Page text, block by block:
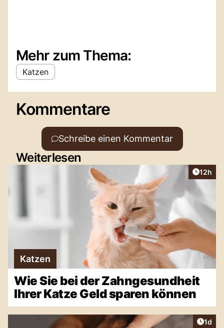
Mehr zum Thema:
Katzen
Kommentare
Schreibe einen Kommentar
Weiterlesen
Artikel
12h
Katzen
Wie Sie bei der Zahngesundheit
Ihrer Katze Geld sparen können
1d